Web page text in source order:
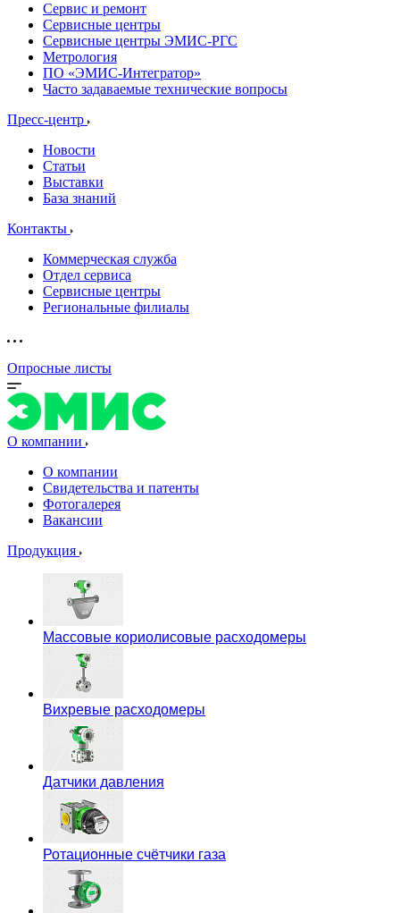
Сервис и ремонт
Сервисные центры
Сервисные центры ЭМИС-РГС
Метрология
ПО «ЭМИС-Интегратор»
Часто задаваемые технические вопросы
Пресс-центр
Новости
Статьи
Выставки
База знаний
Контакты
Коммерческая служба
Отдел сервиса
Сервисные центры
Региональные филиалы
Опросные листы
О компании
О компании
Свидетельства и патенты
Фотогалерея
Вакансии
Продукция
Массовые кориолисовые расходомеры
Вихревые расходомеры
Датчики давления
Ротационные счётчики газа